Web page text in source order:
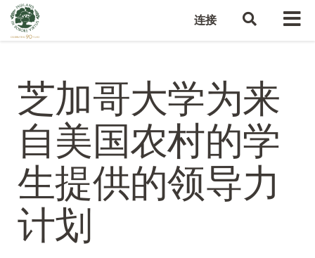
连接
芝加哥大学为来
自美国农村的学
生提供的领导力
计划